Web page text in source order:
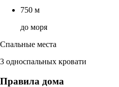
750 м
до моря
Спальные места
3 односпальных кровати
Правила дома